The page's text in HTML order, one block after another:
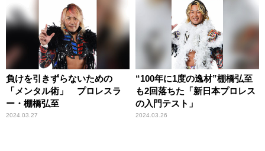
負けを引きずらないための
「メンタル術」 プロレスラ
ー・棚橋弘至
2024.03.27
“100年に1度の逸材”棚橋弘至
も2回落ちた「新日本プロレス
の入門テスト」
2024.03.26